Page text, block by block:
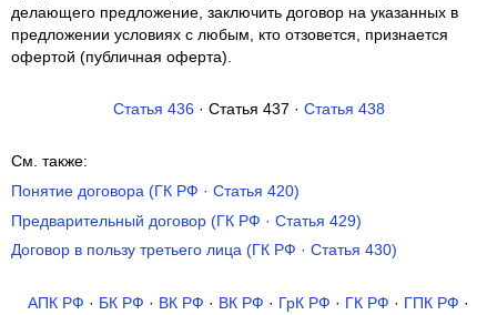
делающего предложение, заключить договор на указанных в
предложении условиях с любым, кто отзовется, признается
офертой (публичная оферта).
Статья 436· Статья 437 · Статья 438
См. также:
Понятие договора (ГК РФ · Статья 420)
Предварительный договор (ГК РФ · Статья 429)
Договор в пользу третьего лица (ГК РФ · Статья 430)
АПК РФ · БК РФ · ВК РФ · ВК РФ · ГрК РФ · ГК РФ · ГПК РФ ·